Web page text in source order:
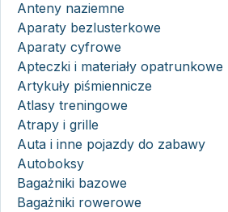
Anteny naziemne
Aparaty bezlusterkowe
Aparaty cyfrowe
Apteczki i materiały opatrunkowe
Artykuły piśmiennicze
Atlasy treningowe
Atrapy i grille
Auta i inne pojazdy do zabawy
Autoboksy
Bagażniki bazowe
Bagażniki rowerowe